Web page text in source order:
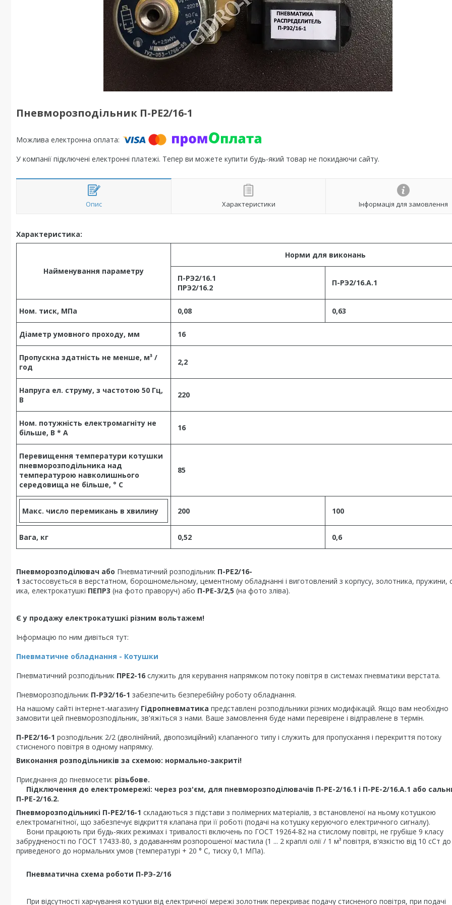
Пневморозподільник П-РЕ2/16-1
У компанії підключені електронні платежі. Тепер ви можете купити будь-який товар не покидаючи сайту.
Опис Характеристики Інформація для замовлення
Характеристика:
Найменування параметру
Норми для виконань
П-РЭ2/16.1
ПРЭ2/16.2
П-РЭ2/16.А.1
Ном. тиск, МПа 0,08 0,63
Діаметр умовного проходу, мм 16
Пропускна здатність не менше, м³ /
год
2,2
Напруга ел. струму, з частотою 50 Гц,
В
220
Ном. потужність електромагніту не
більше, В * А
16
Перевищення температури котушки
пневморозподільника над
температурою навколишнього
середовища не більше, ° С
85
Макс. число перемикань в хвилину 200 100
Вага, кг 0,52 0,6
Пневморозподілювач або Пневматичний розподільник П-РЕ2/16-
1 застосовується в верстатном, борошномельному, цементному обладнанні і виготовлений з корпусу, золотника, пружини,
ика, електрокатушкі ПЕПР3 (на фото праворуч) або П-РЕ-3/2,5 (на фото зліва).
Є у продажу електрокатушкі різним вольтажем!
Інформацію по ним дивіться тут:
Пневматичне обладнання - Котушки
Пневматичний розподільник ПРЕ2-16 служить для керування напрямком потоку повітря в системах пневматики верстата.
Пневморозподільник П-РЭ2/16-1 забезпечить безперебійну роботу обладнання.
На нашому сайті інтернет-магазину Гідропневматика представлені розподільники різних модифікацій. Якщо вам необхідно
замовити цей пневморозподільник, зв'яжіться з нами. Ваше замовлення буде нами перевірене і відправлене в термін.
П-РЕ2/16-1 розподільник 2/2 (дволінійний, двопозиційний) клапанного типу і служить для пропускання і перекриття потоку
стисненого повітря в одному напрямку.
Виконання розподільників за схемою: нормально-закриті!
Приєднання до пневмосети: різьбове.
Підключення до електромережі: через роз'єм, для пневморозподілювачів П-РЕ-2/16.1 і П-РЕ-2/16.А.1 або
П-РЕ-2/16.2.
Пневморозподільникі П-РЕ2/16-1 складаються з підстави з полімерних матеріалів, з встановленої на ньому котушкою
електромагнітної, що забезпечує відкриття клапана при її роботі (подачі на котушку керуючого електричного сигналу).
Вони працюють при будь-яких режимах і тривалості включень по ГОСТ 19264-82 на стислому повітрі, не грубіше 9 класу
забрудненості по ГОСТ 17433-80, з додаванням розпорошеної мастила (1 ... 2 краплі олії / 1 м³ повітря, в'язкістю від 10 сСт
приведеного до нормальних умов (температурі + 20 ° С, тиску 0,1 МПа).
Пневматична схема роботи П-РЭ-2/16
При відсутності харчування котушки від електричної мережі золотник перекриває подачу стисненого повітря, при подачі